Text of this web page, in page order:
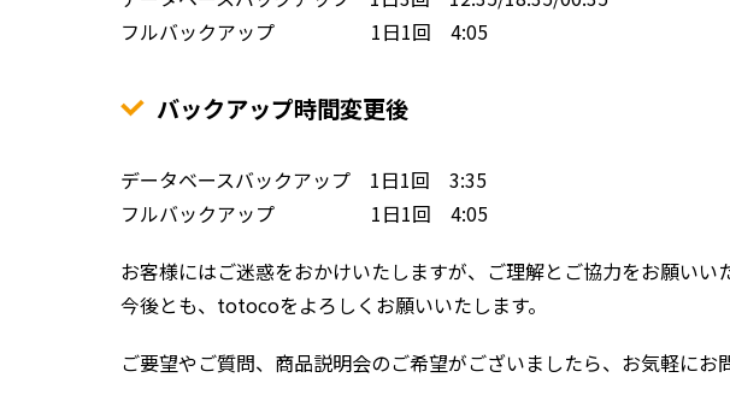
フルバックアップ 1日1回 4:05
バックアップ時間変更後
データベースバックアップ 1日1回 3:35
フルバックアップ 1日1回 4:05
お客様にはご迷惑をおかけいたしますが、ご理解とご協力をお願いい
今後とも、totocoをよろしくお願いいたします。
ご要望やご質問、商品説明会のご希望がございましたら、お気軽にお